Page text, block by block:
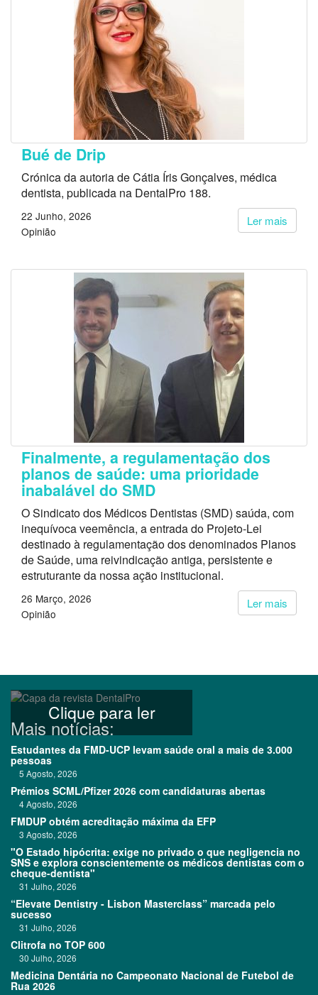
Bué de Drip
Crónica da autoria de Cátia Íris Gonçalves, médica
dentista, publicada na DentalPro 188.
Ler mais
22 Junho, 2026
Opinião
Finalmente, a regulamentação dos
planos de saúde: uma prioridade
inabalável do SMD
O Sindicato dos Médicos Dentistas (SMD) saúda, com
inequívoca veemência, a entrada do Projeto-Lei
destinado à regulamentação dos denominados Planos
de Saúde, uma reivindicação antiga, persistente e
estruturante da nossa ação institucional.
Ler mais
26 Março, 2026
Opinião
Clique para ler
Mais notícias:
Estudantes da FMD-UCP levam saúde oral a mais de 3.000
pessoas
5 Agosto, 2026
Prémios SCML/Pfizer 2026 com candidaturas abertas
4 Agosto, 2026
FMDUP obtém acreditação máxima da EFP
3 Agosto, 2026
"O Estado hipócrita: exige no privado o que negligencia no
SNS e explora conscientemente os médicos dentistas com o
cheque-dentista"
31 Julho, 2026
“Elevate Dentistry - Lisbon Masterclass” marcada pelo
sucesso
31 Julho, 2026
Clitrofa no TOP 600
30 Julho, 2026
Medicina Dentária no Campeonato Nacional de Futebol de
Rua 2026